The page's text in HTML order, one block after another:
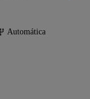
Automática